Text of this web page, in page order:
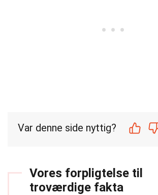
Var denne side nyttig?
Vores forpligtelse til
troværdige fakta